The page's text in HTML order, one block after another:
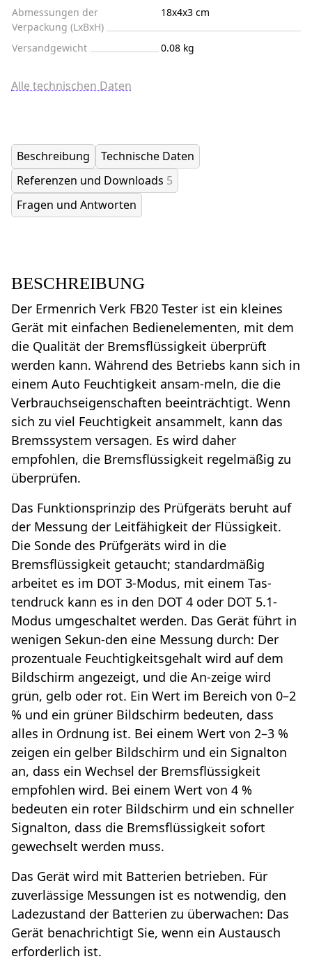
Abmessungen der
Verpackung (LxBxH)
18x4x3 cm
Versandgewicht 0.08 kg
Alle technischen Daten
Beschreibung
Technische Daten
Referenzen und Downloads 5
Fragen und Antworten
BESCHREIBUNG
Der Ermenrich Verk FB20 Tester ist ein kleines
Gerät mit einfachen Bedienelementen, mit dem
die Qualität der Bremsflüssigkeit überprüft
werden kann. Während des Betriebs kann sich in
einem Auto Feuchtigkeit ansam-meln, die die
Verbrauchseigenschaften beeinträchtigt. Wenn
sich zu viel Feuchtigkeit ansammelt, kann das
Bremssystem versagen. Es wird daher
empfohlen, die Bremsflüssigkeit regelmäßig zu
überprüfen.
Das Funktionsprinzip des Prüfgeräts beruht auf
der Messung der Leitfähigkeit der Flüssigkeit.
Die Sonde des Prüfgeräts wird in die
Bremsflüssigkeit getaucht; standardmäßig
arbeitet es im DOT 3-Modus, mit einem Tas-
tendruck kann es in den DOT 4 oder DOT 5.1-
Modus umgeschaltet werden. Das Gerät führt in
wenigen Sekun-den eine Messung durch: Der
prozentuale Feuchtigkeitsgehalt wird auf dem
Bildschirm angezeigt, und die An-zeige wird
grün, gelb oder rot. Ein Wert im Bereich von 0–2
% und ein grüner Bildschirm bedeuten, dass
alles in Ordnung ist. Bei einem Wert von 2–3 %
zeigen ein gelber Bildschirm und ein Signalton
an, dass ein Wechsel der Bremsflüssigkeit
empfohlen wird. Bei einem Wert von 4 %
bedeuten ein roter Bildschirm und ein schneller
Signalton, dass die Bremsflüssigkeit sofort
gewechselt werden muss.
Das Gerät wird mit Batterien betrieben. Für
zuverlässige Messungen ist es notwendig, den
Ladezustand der Batterien zu überwachen: Das
Gerät benachrichtigt Sie, wenn ein Austausch
erforderlich ist.